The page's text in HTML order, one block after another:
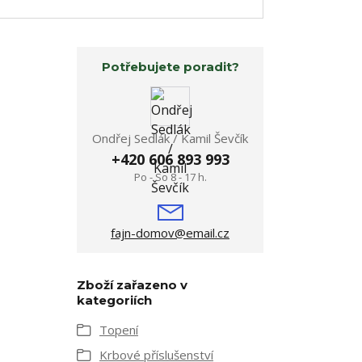
Potřebujete poradit?
Ondřej Sedlák / Kamil Ševčík
+420 606 893 993
Po - So 8 - 17 h.
fajn-domov@email.cz
Zboží zařazeno v
kategoriích
Topení
Krbové příslušenství